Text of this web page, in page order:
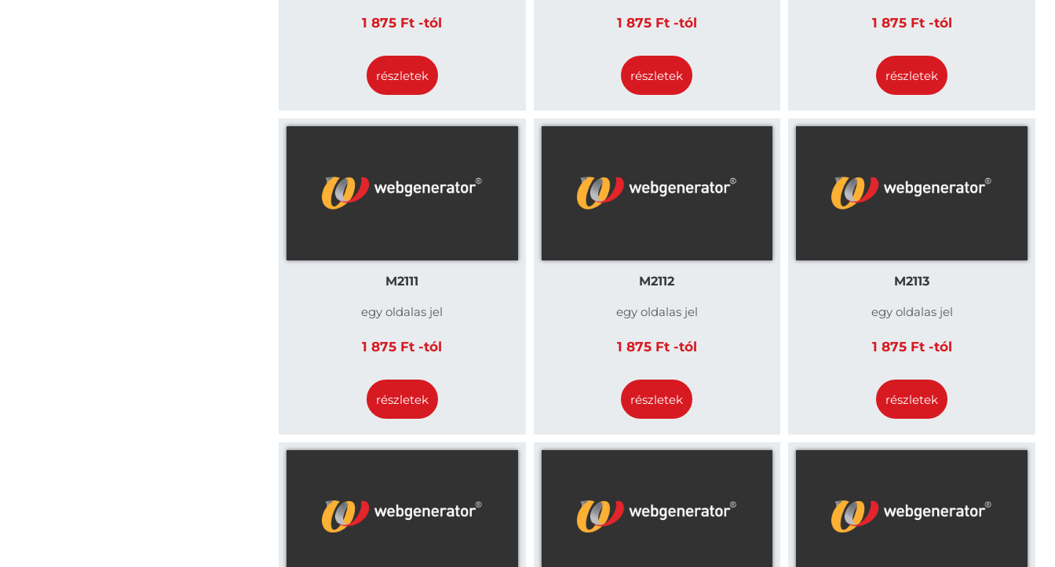
1 875 Ft -tól
részletek
1 875 Ft -tól
részletek
1 875 Ft -tól
részletek
M2111
egy oldalas jel
1 875 Ft -tól
részletek
M2112
egy oldalas jel
1 875 Ft -tól
részletek
M2113
egy oldalas jel
1 875 Ft -tól
részletek